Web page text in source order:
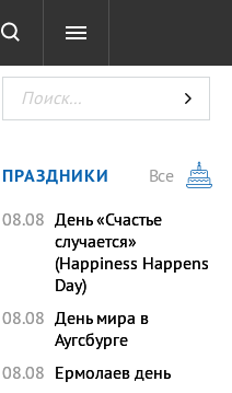
ТЕСТЫ
ПРАЗДНИКИ
Все
08.08 День «Счастье
случается»
(Happiness Happens
Day)
08.08 День мира в
Аугсбурге
08.08 Ермолаев день